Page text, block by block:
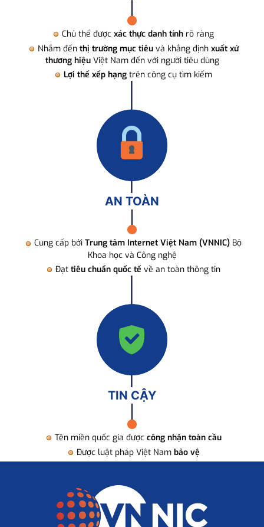
Chủ thể được xác thực danh tính rõ ràng
Nhắm đến thị trường mục tiêuvà khẳng định xuất xứ
thương hiệuViệt Nam đến với người tiêu dùng
Lợi thế xếp hạng trên công cụ tìm kiếm
AN TOÀN
Cung cấp bởi Trung tâm Internet Việt Nam (VNNIC) Bộ
Khoa học và Công nghệ
Đạt tiêu chuẩn quốc tế về an toàn thông tin
TIN CẬY
Tên miền quốc gia được công nhận toàn cầu
Được luật pháp Việt Nam bảo vệ